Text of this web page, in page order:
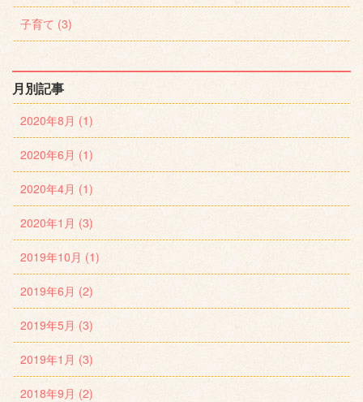
子育て (3)
月別記事
2020年8月 (1)
2020年6月 (1)
2020年4月 (1)
2020年1月 (3)
2019年10月 (1)
2019年6月 (2)
2019年5月 (3)
2019年1月 (3)
2018年9月 (2)